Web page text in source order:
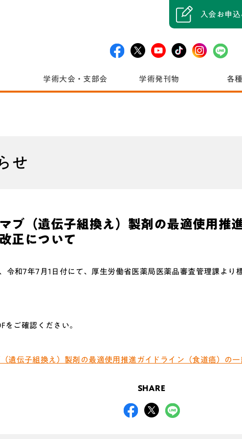
入会お申込
学術大会・支部会 学術発刊物 各
せ
ブ（遺伝子組換え）製剤の最適使用推
正について
令和7年7月1日付にて、厚生労働省医薬局医薬品審査管理課より
をご確認ください。
遺伝子組換え）製剤の最適使用推進ガイドライン（食道癌）の一
SHARE